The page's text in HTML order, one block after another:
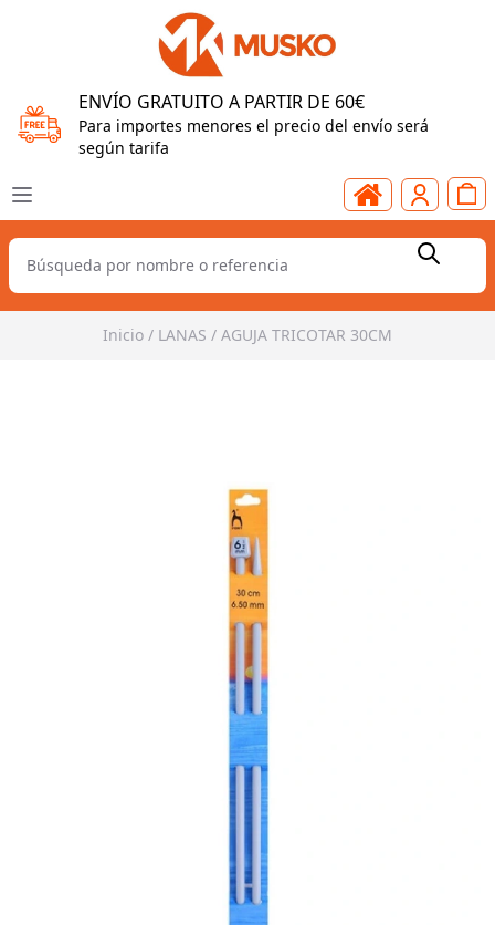
ENVÍO GRATUITO A PARTIR DE 60€
Para importes menores el precio del envío será
según tarifa
Inicio / LANAS / AGUJA TRICOTAR 30CM